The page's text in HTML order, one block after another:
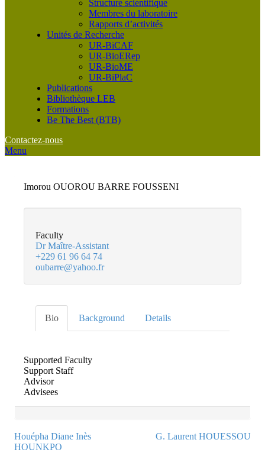
Structure scientifique
Membres du laboratoire
Rapports d’activités
Unités de Recherche
UR-BiCAF
UR-BioERep
UR-BioME
UR-BiPlaC
Publications
Bibliothèque LEB
Formations
Be The Best (BTB)
Contactez-nous
Menu
Imorou OUOROU BARRE FOUSSENI
Faculty
Dr Maître-Assistant
+229 61 96 64 74
oubarre@yahoo.fr
Bio Background Details
Supported Faculty
Support Staff
Advisor
Advisees
Post navigation
Houépha Diane Inès
HOUNKPO
G. Laurent HOUESSOU